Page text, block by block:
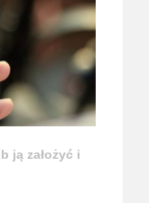
ją założyć i